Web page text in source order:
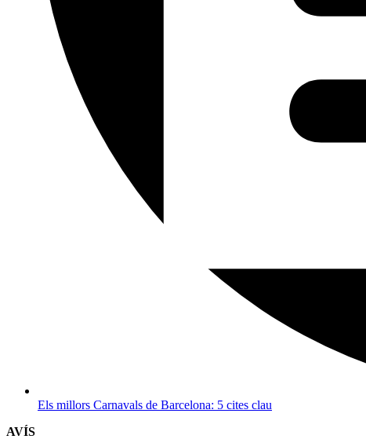
Els millors Carnavals de Barcelona: 5 cites clau
AVÍS